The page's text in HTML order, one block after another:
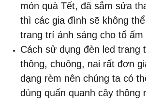
món quà Tết, đã sắm sửa
thì các gia đình sẽ không
trang trí ánh sáng cho tổ ấm
Cách sử dụng đèn led trang
thông, chuông, nai rất đơn
dạng rèm nên chúng ta có
dùng quấn quanh cây thông